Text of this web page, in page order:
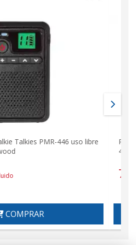
Talkies PMR-446 uso libre
COMPRAR
446